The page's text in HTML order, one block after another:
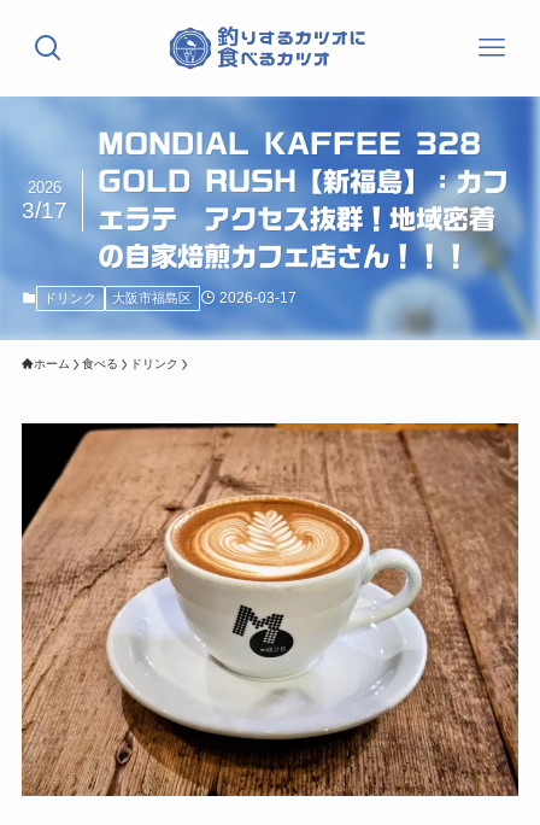
MONDIAL KAFFEE 328
GOLD RUSH【新福島】：カフ
ェラテ アクセス抜群！地域密着
の自家焙煎カフェ店さん！！！
2026
3/17
ドリンク 大阪市福島区 2026-03-17
ホーム 食べる ドリンク